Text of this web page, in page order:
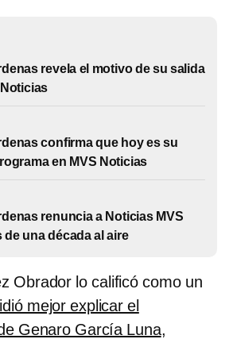
revela el motivo de su salida
confirma que hoy es su
en MVS Noticias
renuncia a Noticias MVS
de una década al aire
Obrador lo calificó como un
mejor explicar el
Genaro García Luna,